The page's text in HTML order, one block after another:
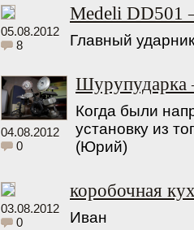
05.08.2012
8
Medeli DD501
Главный
04.08.2012
0
Когда были
установку из
(Юрий)
03.08.2012
0
коробочная
Иван